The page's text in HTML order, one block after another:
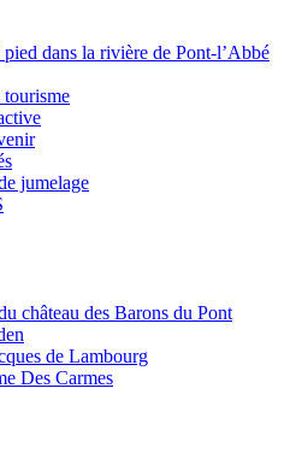
pied dans la rivière de Pont-l’Abbé
tourisme
jumelage
château des Barons du Pont
de Lambourg
Des Carmes